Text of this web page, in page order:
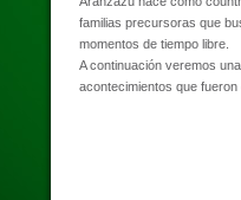
familias precursoras que
momentos de tiempo libre.
A continuación veremos
acontecimientos que fueron